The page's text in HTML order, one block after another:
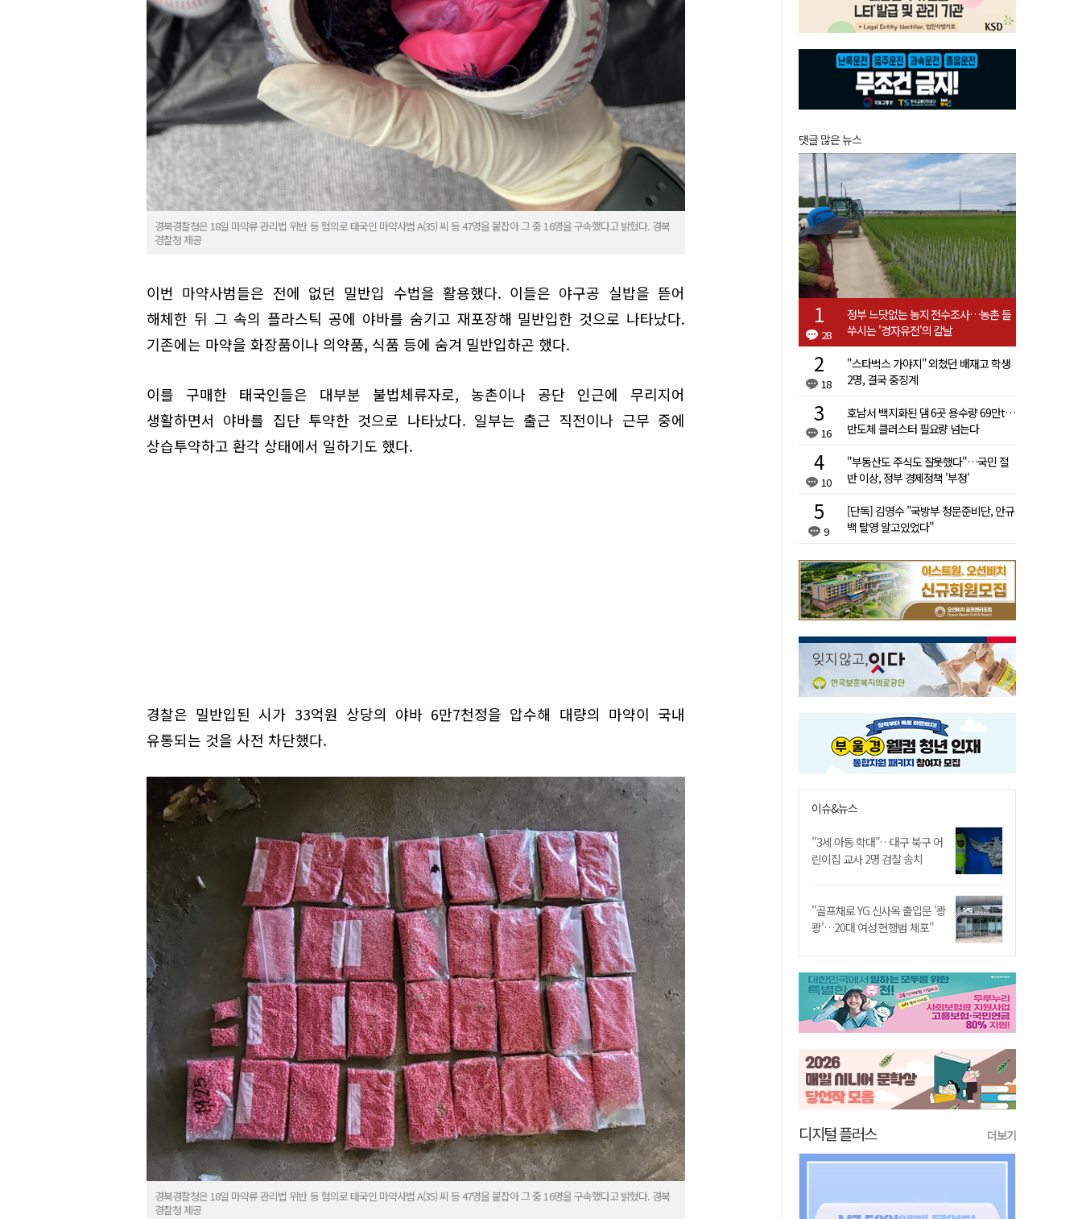
경북경찰청은 18일 마약류 관리법 위반 등 혐의로 태국인 마약사범 A(35) 씨 등 47명을 붙잡아 그 중 16명을 구속했다고 밝혔다. 경북
경찰청 제공
이번 마약사범들은 전에 없던 밀반입 수법을 활용했다. 이들은 야구공 실밥을 뜯어
해체한 뒤 그 속의 플라스틱 공에 야바를 숨기고 재포장해 밀반입한 것으로 나타났다.
기존에는 마약을 화장품이나 의약품, 식품 등에 숨겨 밀반입하곤 했다.
이를 구매한 태국인들은 대부분 불법체류자로, 농촌이나 공단 인근에 무리지어
생활하면서 야바를 집단 투약한 것으로 나타났다. 일부는 출근 직전이나 근무 중에
상습투약하고 환각 상태에서 일하기도 했다.
경찰은 밀반입된 시가 33억원 상당의 야바 6만7천정을 압수해 대량의 마약이 국내
유통되는 것을 사전 차단했다.
경북경찰청은 18일 마약류 관리법 위반 등 혐의로 태국인 마약사범 A(35) 씨 등 47명을 붙잡아 그 중 16명을 구속했다고 밝혔다. 경북
경찰청 제공
댓글 많은 뉴스
28
정부 느닷없는 농지 전수조사…농촌 들
쑤시는 '경자유전'의 칼날
18
"스타벅스 가야지" 외쳤던 배재고 학생
2명, 결국 중징계
16
호남서 백지화된 댐 6곳 용수량 69만t…
반도체 클러스터 필요량 넘는다
10
"부동산도 주식도 잘못했다"…국민 절
반 이상, 정부 경제정책 '부정'
9
[단독] 김영수 "국방부 청문준비단, 안규
백 탈영 알고있었다"
이슈&뉴스
"3세 아동 학대"…대구 북구 어
린이집 교사 2명 검찰 송치
"골프채로 YG 신사옥 출입문 '쾅
쾅'…20대 여성 현행범 체포"
디지털 플러스 더보기